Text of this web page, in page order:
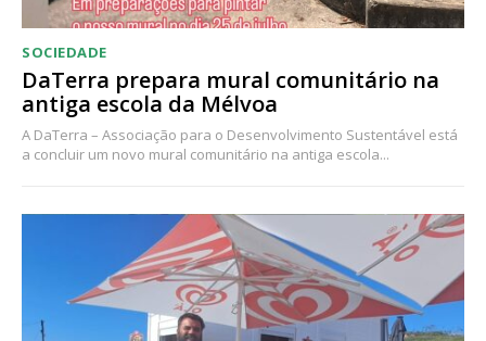
SOCIEDADE
DaTerra prepara mural comunitário na
antiga escola da Mélvoa
A DaTerra – Associação para o Desenvolvimento Sustentável está
a concluir um novo mural comunitário na antiga escola...